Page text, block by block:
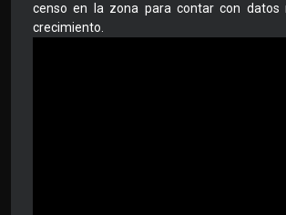
censo en la zona para contar con datos
crecimiento.